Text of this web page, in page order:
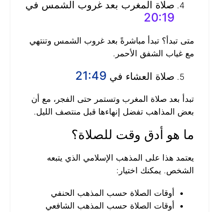
صلاة المغرب بعد غروب الشمس في
20:19
متى تبدأ؟ تبدأ مباشرةً بعد غروب الشمس وتنتهي
مع غياب الشفق الأحمر.
صلاة العشاء في 21:49
تبدأ بعد صلاة المغرب وتستمر حتى الفجر، مع أن
بعض المذاهب تفضل إنهاءها قبل منتصف الليل.
ما هو أدق وقت للصلاة؟
يعتمد هذا على المذهب الإسلامي الذي يتبعه
الشخص. يمكنك اختيار:
أوقات الصلاة حسب المذهب الحنفي
أوقات الصلاة حسب المذهب الشافعي